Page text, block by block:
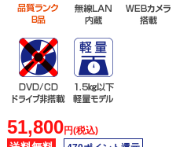
51,800円(税込)